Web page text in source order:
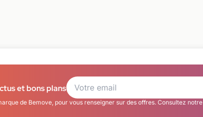
et bons plans
de Bemove, pour vous renseigner sur des offres. Consultez notre